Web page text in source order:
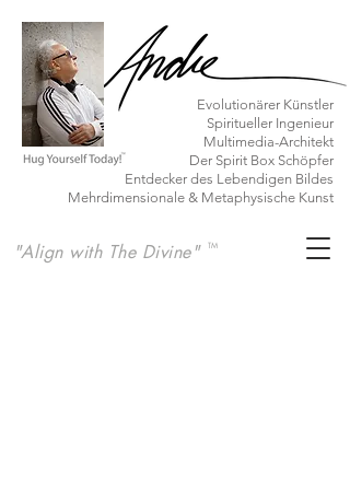
Evolutionärer Künstler
Spiritueller Ingenieur
Multimedia-Architekt
Der Spirit Box Schöpfer
Entdecker des Lebendigen Bildes
Mehrdimensionale & Metaphysische Kunst
"Align with The Divine" TM